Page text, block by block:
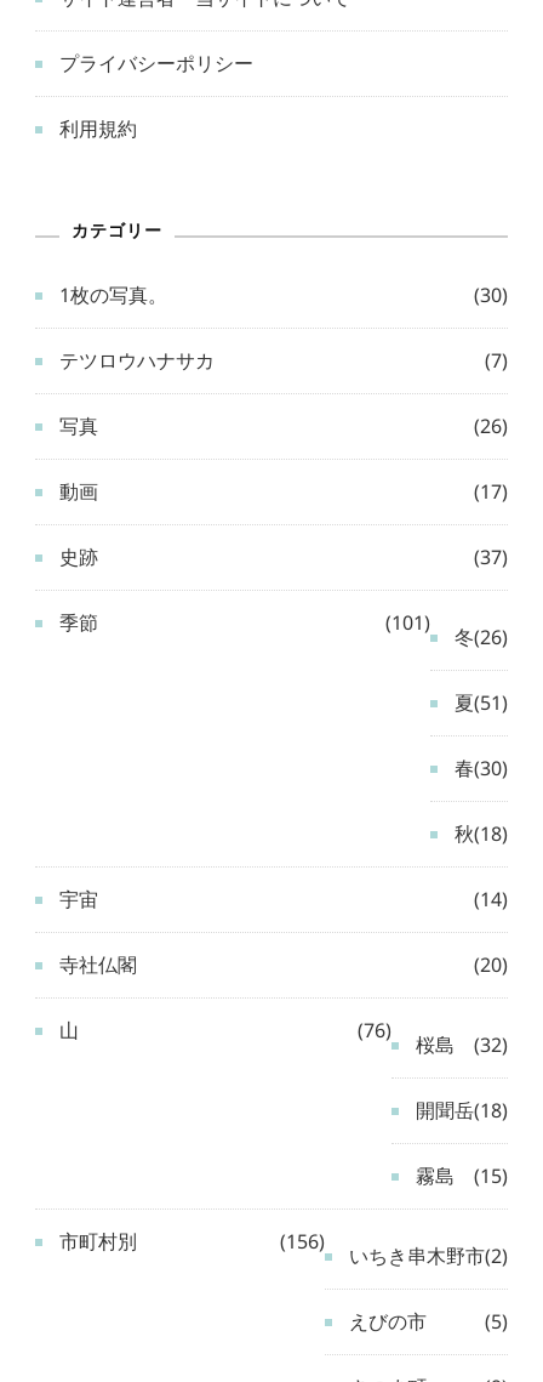
プライバシーポリシー
利用規約
カテゴリー
1枚の写真。 (30)
テツロウハナサカ (7)
写真 (26)
動画 (17)
史跡 (37)
季節 (101)
冬(26)
夏(51)
春(30)
秋(18)
宇宙 (14)
寺社仏閣 (20)
山 (76)
桜島 (32)
開聞岳(18)
霧島 (15)
市町村別 (156)
いちき串木野市(2)
えびの市 (5)